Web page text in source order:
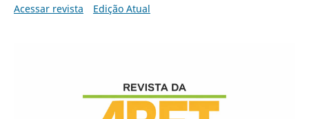
Acessar revista Edição Atual